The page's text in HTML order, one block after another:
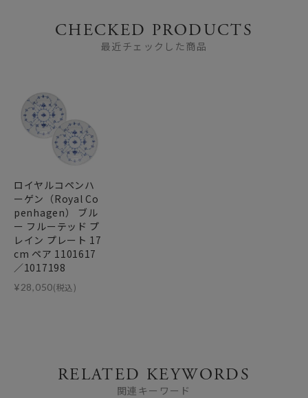
CHECKED PRODUCTS
最近チェックした商品
ロイヤルコペンハ
ーゲン（Royal Co
penhagen） ブル
ー フルーテッド プ
レイン プレート 17
cm ペア 1101617
／1017198
¥28,050(税込)
RELATED KEYWORDS
関連キーワード